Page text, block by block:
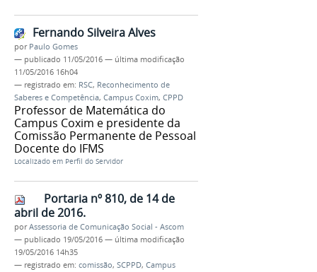
Fernando Silveira Alves
por Paulo Gomes
— publicado 11/05/2016 — última modificação
11/05/2016 16h04
— registrado em: RSC, Reconhecimento de
Saberes e Competência, Campus Coxim, CPPD
Professor de Matemática do
Campus Coxim e presidente da
Comissão Permanente de Pessoal
Docente do IFMS
Localizado em Perfil do Servidor
Portaria nº 810, de 14 de
abril de 2016.
porAssessoria de Comunicação Social - Ascom
— publicado 19/05/2016 — última modificação
19/05/2016 14h35
— registrado em: comissão, SCPPD, Campus